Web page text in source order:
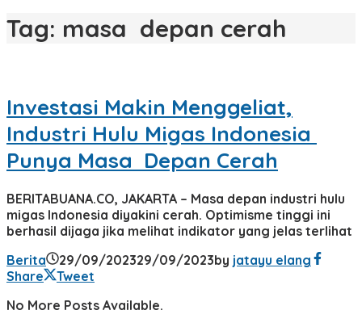
Tag: masa depan cerah
Investasi Makin Menggeliat,
Industri Hulu Migas Indonesia
Punya Masa Depan Cerah
BERITABUANA.CO, JAKARTA – Masa depan industri hulu
migas Indonesia diyakini cerah. Optimisme tinggi ini
berhasil dijaga jika melihat indikator yang jelas terlihat
Berita
29/09/202329/09/2023by jatayu elang
Share
Tweet
No More Posts Available.